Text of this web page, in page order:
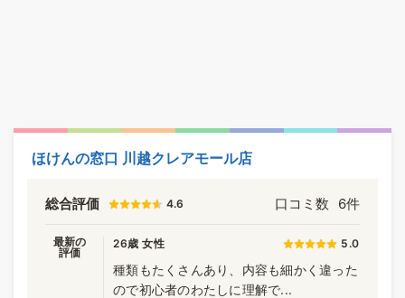
ほけんの窓口 川越クレアモール店
総合評価 4.6 口コミ数 6件
最新の
評価
26歳 女性 5.0
種類もたくさんあり、内容も細かく違った
ので初心者のわたしに理解で...